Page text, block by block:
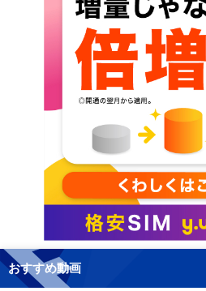
おすすめ動画